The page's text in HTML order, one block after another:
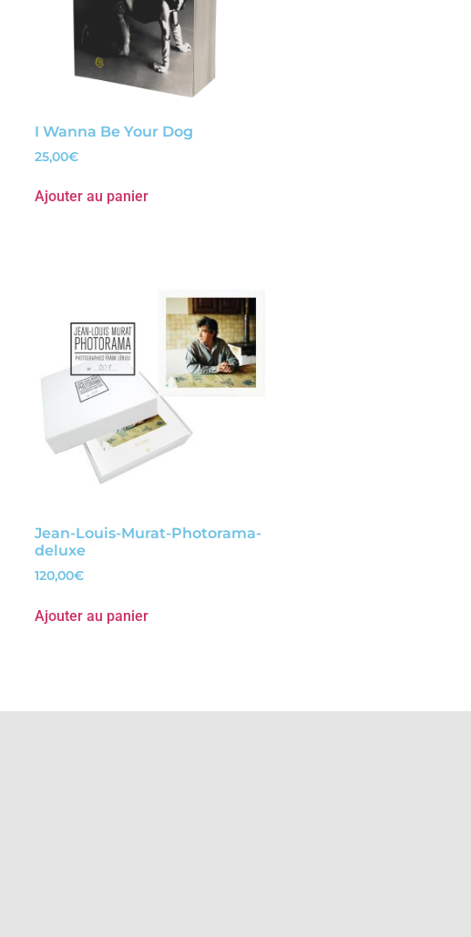
I Wanna Be Your Dog
25,00€
Ajouter au panier
Jean-Louis-Murat-Photorama-
deluxe
120,00€
Ajouter au panier